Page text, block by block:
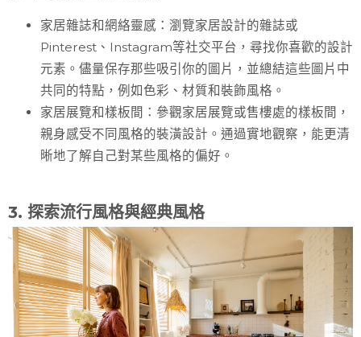
家居雜誌和網絡靈感 ：瀏覽家居設計的雜誌或
Pinterest、Instagram等社交平台，尋找你喜歡的設計
元素。儘量保存那些吸引你的圖片，並總結這些圖片中
共同的特點，例如色彩、材質和裝飾風格。
家居展覽和樣板間 ：參觀家居展覽或售樓處的樣板間，
親身感受不同風格的裝潢設計。通過實地觀察，能更清
晰地了解自己對某些風格的偏好。
3. 探索流行風格與經典風格